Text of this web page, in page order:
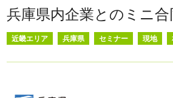
兵庫県内企業とのミニ合
近畿エリア 兵庫県 セミナー 現地